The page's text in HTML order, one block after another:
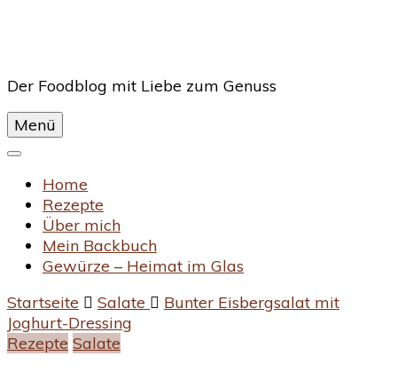
Der Foodblog mit Liebe zum Genuss
Menü
Home
Rezepte
Über mich
Mein Backbuch
Gewürze – Heimat im Glas
Startseite
Salate
Bunter Eisbergsalat mit
Joghurt-Dressing
Rezepte Salate